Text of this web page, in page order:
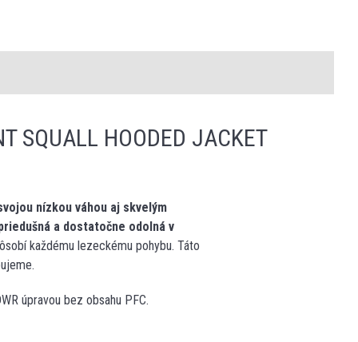
SQUALL HOODED JACKET
nízkou váhou aj skvelým
a dostatočne odolná v
každému lezeckému pohybu. Táto
úpravou bez obsahu PFC.